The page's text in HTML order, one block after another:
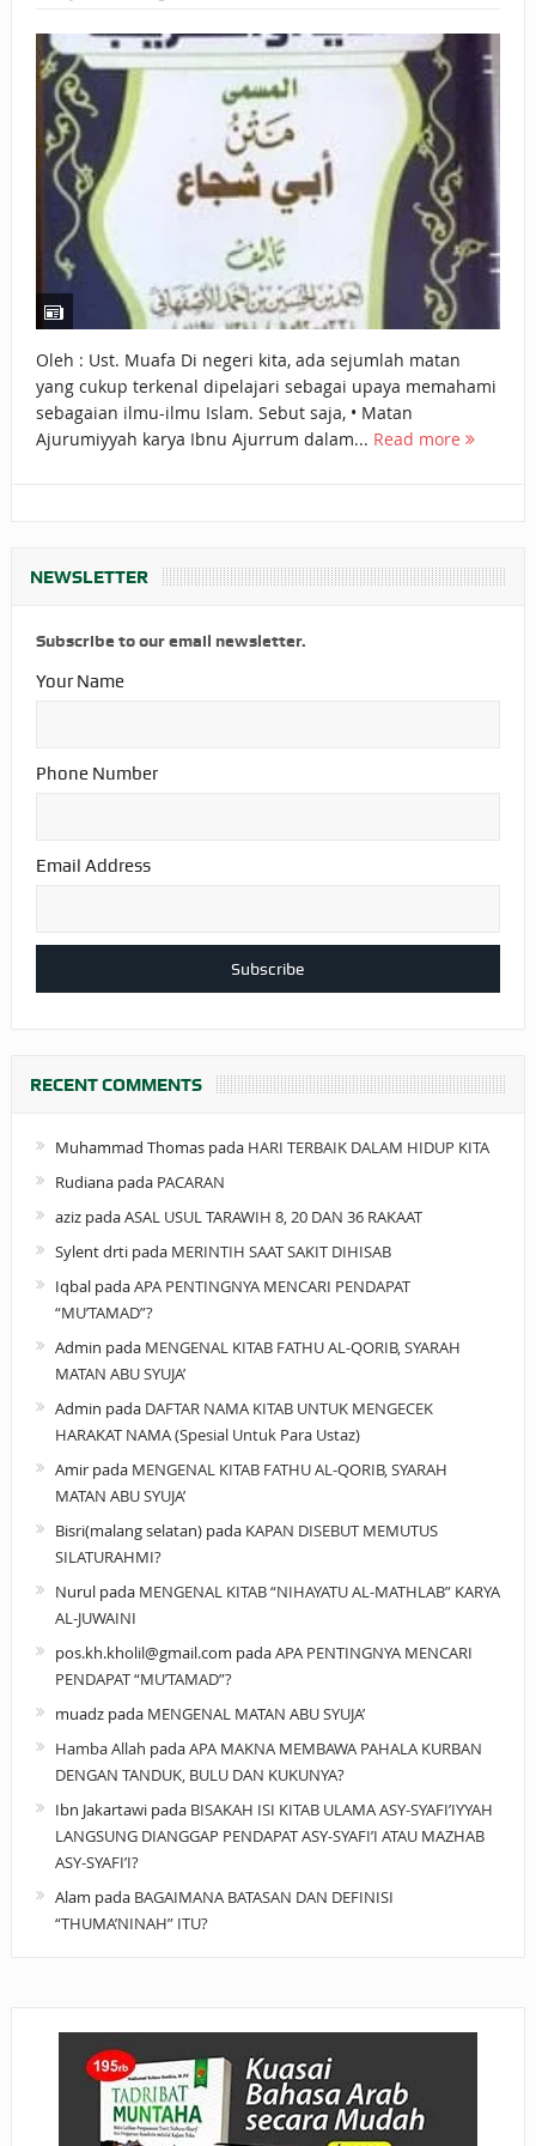
BAGAIMANA CARA MEMBAYAR ZAKAT UANG?
UANG HARAM BISA MENJADI HALAL JIKA SEBAB
KEPEMILIKANNYA BERUBAH
ISTIDLAL BATIL VS ISTIDLAL SYAR’I
BAHASA CINTA KARENA ALLAH
HUKUM MEMBAYAR ZAKAT DENGAN CARA MENGANGSUR
HUKUM MEMBAYAR ZAKAT KEPADA KERABAT SENDIRI
Oleh : Ust. Muafa Di negeri kita, ada sejumlah matan
yang cukup terkenal dipelajari sebagai upaya memahami
sebagaian ilmu-ilmu Islam. Sebut saja, • Matan
Ajurumiyyah karya Ibnu Ajurrum dalam... Read more
NEWSLETTER
Subscribe to our email newsletter.
Your Name
Phone Number
Email Address
RECENT COMMENTS
Muhammad Thomaspada HARI TERBAIK DALAM HIDUP KITA
Rudianapada PACARAN
azizpadaASAL USUL TARAWIH 8, 20 DAN 36 RAKAAT
Sylent drtipada MERINTIH SAAT SAKIT DIHISAB
IqbalpadaAPA PENTINGNYA MENCARI PENDAPAT
“MU’TAMAD”?
Admin pada MENGENAL KITAB FATHU AL-QORIB, SYARAH
MATAN ABU SYUJA’
Admin pada DAFTAR NAMA KITAB UNTUK MENGECEK
HARAKAT NAMA (Spesial Untuk Para Ustaz)
Amirpada MENGENAL KITAB FATHU AL-QORIB, SYARAH
MATAN ABU SYUJA’
Bisri(malang selatan)pada KAPAN DISEBUT MEMUTUS
SILATURAHMI?
Nurulpada MENGENAL KITAB “NIHAYATU AL-MATHLAB” KARYA
AL-JUWAINI
pos.kh.kholil@gmail.com padaAPA PENTINGNYA MENCARI
PENDAPAT “MU’TAMAD”?
muadzpada MENGENAL MATAN ABU SYUJA’
Hamba Allah padaAPA MAKNA MEMBAWA PAHALA KURBAN
DENGAN TANDUK, BULU DAN KUKUNYA?
Ibn Jakartawipada BISAKAH ISI KITAB ULAMA ASY-SYAFI’IYYAH
LANGSUNG DIANGGAP PENDAPAT ASY-SYAFI’I ATAU MAZHAB
ASY-SYAFI’I?
Alam pada BAGAIMANA BATASAN DAN DEFINISI
“THUMA’NINAH” ITU?